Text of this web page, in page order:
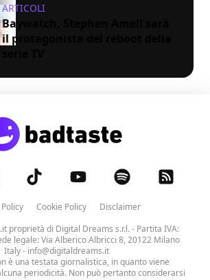
ARTICOLI
Baywatch, Stephen Amell sarà
il protagonista del reboot della
Cookie Policy
Disclaimer
proprietà di Digital Dreams s.r.l.- Partita IVA:
legale: Via Alberico Albricci 8, 20122 Milano
Italy - info@digitaldreams.it
è una testata giornalistica, in quanto viene
periodicità. Non può pertanto considerarsi